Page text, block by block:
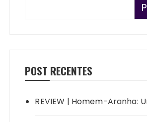
POST RECENTES
REVIEW | Homem-Aranha: